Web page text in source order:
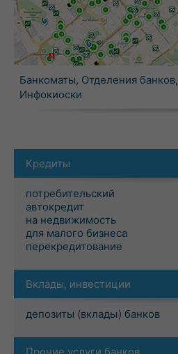
Банкоматы, Отделения банков,
Инфокиоски
Кредиты
потребительский
автокредит
на недвижимость
для малого бизнеса
перекредитование
Вклады, инвестиции
депозиты (вклады) банков